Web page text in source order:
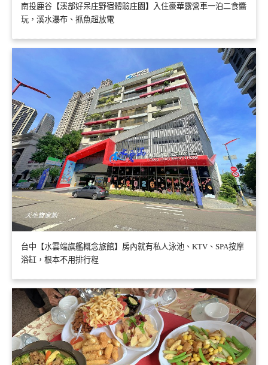
南投鹿谷【溪部好呆庄野宿體驗庄園】入住豪華露營車一泊二食醬
玩，溪水瀑布、抓魚超放電
台中【水雲端旗艦概念旅館】房內就有私人泳池、KTV、SPA按摩
浴缸，根本不用排行程